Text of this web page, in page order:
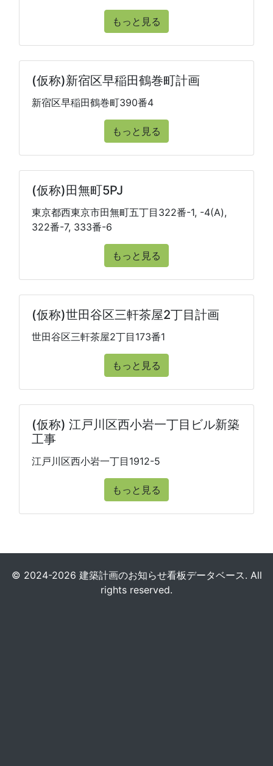
もっと見る
(仮称)新宿区早稲田鶴巻町計画
新宿区早稲田鶴巻町390番4
もっと見る
(仮称)田無町5PJ
東京都西東京市田無町五丁目322番-1, -4(A),
322番-7, 333番-6
もっと見る
(仮称)世田谷区三軒茶屋2丁目計画
世田谷区三軒茶屋2丁目173番1
もっと見る
(仮称) 江戸川区西小岩一丁目ビル新築
工事
江戸川区西小岩一丁目1912-5
もっと見る
© 2024-2026 建築計画のお知らせ看板データベース. All
rights reserved.